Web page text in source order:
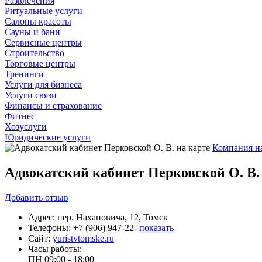
Ритуальные услуги
Салоны красоты
Сауны и бани
Сервисные центры
Строительство
Торговые центры
Тренинги
Услуги для бизнеса
Услуги связи
Финансы и страхование
Фитнес
Хозуслуги
Юридические услуги
Компания
Адвокатский кабинет Перковской О. В.
Добавить отзыв
Адрес: пер. Нахановича, 12, Томск
Телефоны: +7 (906) 947-22- показать
Сайт: yuristvtomske.ru
Часы работы:
ПН 09:00 - 18:00